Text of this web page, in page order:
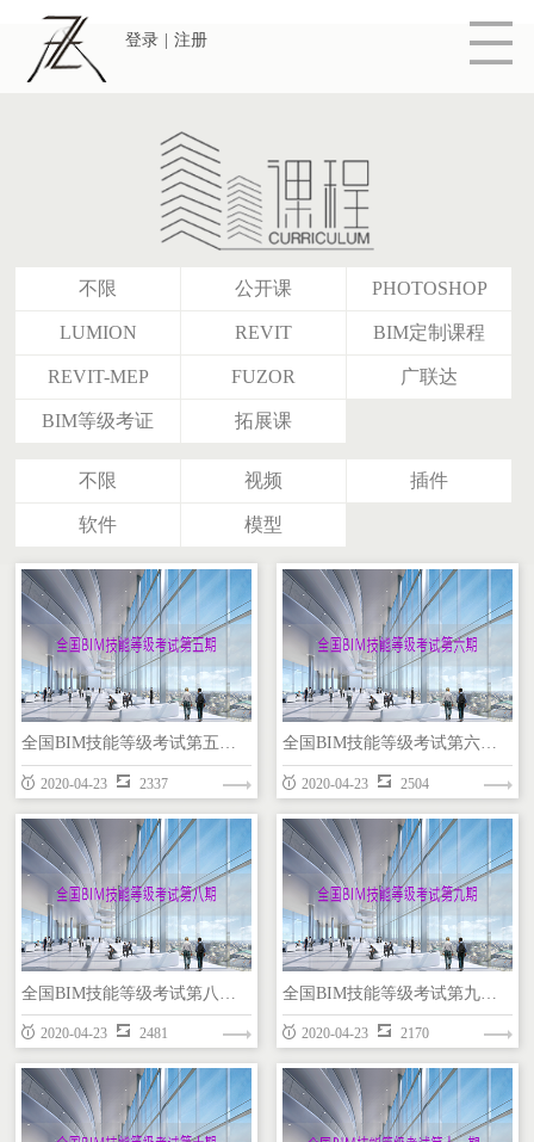
登录 注册
不限 公开课 PHOTOSHOP
LUMION REVIT BIM定制课程
REVIT-MEP FUZOR 广联达
BIM等级考证 拓展课
不限 视频 插件
软件 模型
全国BIM技能等级考试第五期（一级）
REVIT
全国BIM技能等级考试第五期（一级）
2020-04-23 2337
全国BIM技能等级考试第六期（一级）
REVIT
全国BIM技能等级考试第六期（一级）
2020-04-23 2504
2020-04-23 2481
全国BIM技能等级考试第九期（一级）
2020-04-23 2170